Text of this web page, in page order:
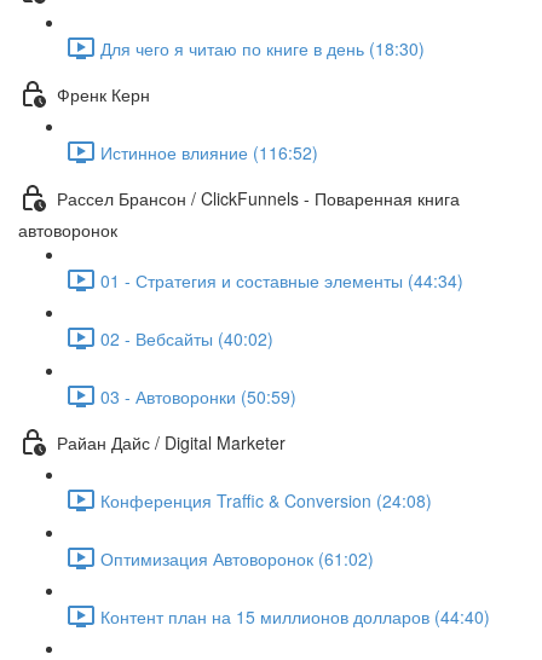
Для чего я читаю по книге в день (18:30)
Френк Керн
Истинное влияние (116:52)
Рассел Брансон / ClickFunnels - Поваренная книга
автоворонок
01 - Стратегия и составные элементы (44:34)
02 - Вебсайты (40:02)
03 - Автоворонки (50:59)
Райан Дайс / Digital Marketer
Конференция Traffic & Conversion (24:08)
Оптимизация Автоворонок (61:02)
Контент план на 15 миллионов долларов (44:40)